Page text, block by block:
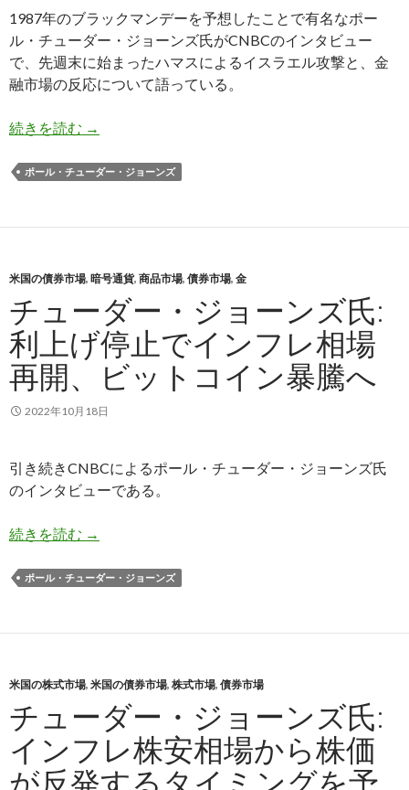
1987年のブラックマンデーを予想したことで有名なポー
ル・チューダー・ジョーンズ氏がCNBCのインタビュー
で、先週末に始まったハマスによるイスラエル攻撃と、金
融市場の反応について語っている。
続きを読む チューダー・ジョーンズ氏: 金融市場はイスラエ
→
ポール・チューダー・ジョーンズ
米国の債券市場, 暗号通貨, 商品市場, 債券市場, 金
チューダー・ジョーンズ氏:
利上げ停止でインフレ相場
再開、ビットコイン暴騰へ
2022年10月18日
引き続きCNBCによるポール・チューダー・ジョーンズ氏
のインタビューである。
続きを読む チューダー・ジョーンズ氏: 利上げ停止でインフ
→
ポール・チューダー・ジョーンズ
米国の株式市場, 米国の債券市場, 株式市場, 債券市場
チューダー・ジョーンズ氏:
インフレ株安相場から株価
が反発するタイミングを予